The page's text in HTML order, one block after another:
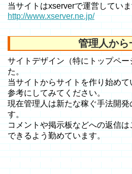
当サイトはxserverで運営してい
http://www.xserver.ne.jp/
管理人から
サイトデザイン（特にトップペ
た。
当サイトからサイトを作り始め
参考にしてみてください。
現在管理人は新たな稼ぐ手法開
す。
コメントや掲示板などへの返信
できるよう勤めています。